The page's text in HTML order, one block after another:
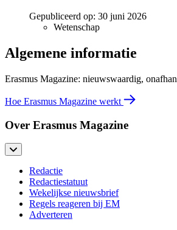
Gepubliceerd op: 30 juni 2026
Wetenschap
Algemene informatie
Erasmus Magazine: nieuwswaardig,
Hoe Erasmus Magazine werkt
Over Erasmus Magazine
Redactie
Redactiestatuut
Wekelijkse nieuwsbrief
Regels reageren bij EM
Adverteren